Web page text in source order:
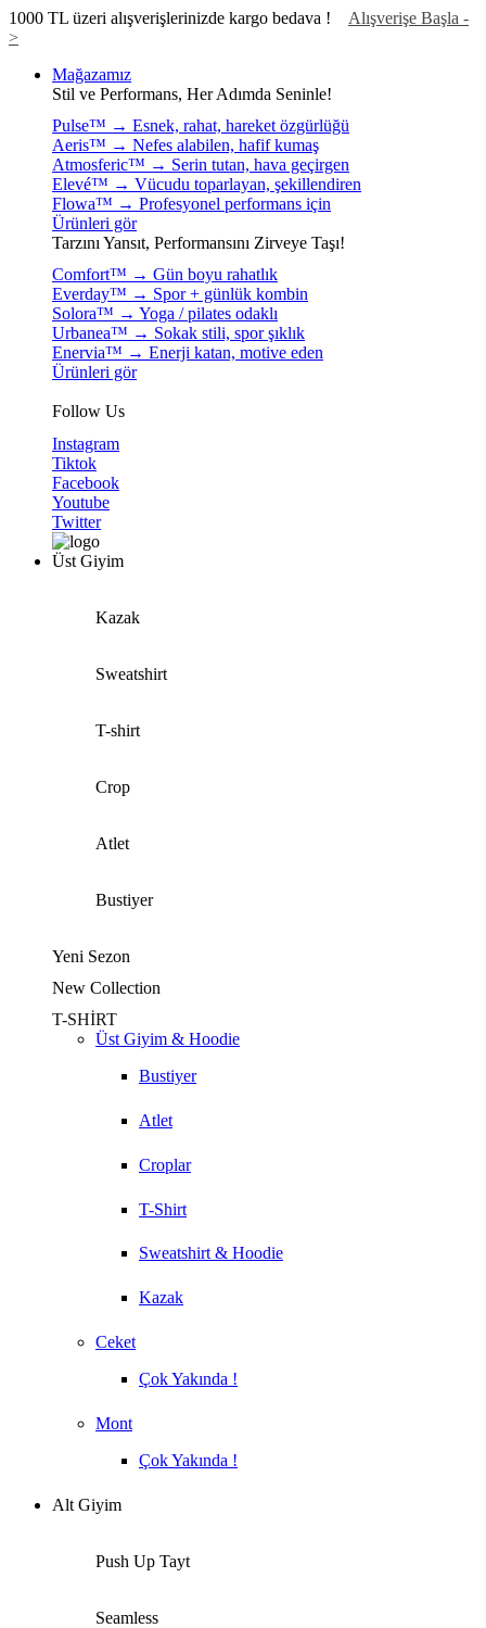
1000 TL üzeri alışverişlerinizde kargo bedava ! Alışverişe Başla -
>
Mağazamız
Stil ve Performans, Her Adımda Seninle!
Pulse™ → Esnek, rahat, hareket özgürlüğü
Aeris™ → Nefes alabilen, hafif kumaş
Atmosferic™ → Serin tutan, hava geçirgen
Elevé™ → Vücudu toparlayan, şekillendiren
Flowa™ → Profesyonel performans için
Ürünleri gör
Tarzını Yansıt, Performansını Zirveye Taşı!
Comfort™ → Gün boyu rahatlık
Everday™ → Spor + günlük kombin
Solora™ → Yoga / pilates odaklı
Urbanea™ → Sokak stili, spor şıklık
Enervia™ → Enerji katan, motive eden
Ürünleri gör
Follow Us
Instagram
Tiktok
Facebook
Youtube
Twitter
Üst Giyim
Kazak
Sweatshirt
T-shirt
Crop
Atlet
Bustiyer
Yeni Sezon
New Collection
T-SHİRT
Üst Giyim & Hoodie
Bustiyer
Atlet
Croplar
T-Shirt
Sweatshirt & Hoodie
Kazak
Ceket
Çok Yakında !
Mont
Çok Yakında !
Alt Giyim
Push Up Tayt
Seamless